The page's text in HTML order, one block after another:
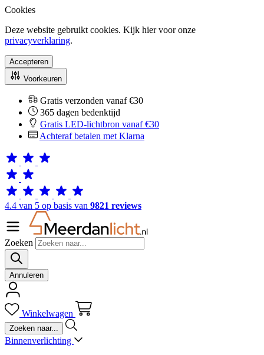
Cookies
Deze website gebruikt cookies. Kijk hier voor onze
privacyverklaring.
Accepteren
Voorkeuren
Gratis verzonden vanaf €30
365 dagen bedenktijd
Gratis LED-lichtbron vanaf €30
Achteraf betalen met Klarna
4.4 van 5 op basis van 9821 reviews
Zoeken
Annuleren
Winkelwagen
Binnenverlichting